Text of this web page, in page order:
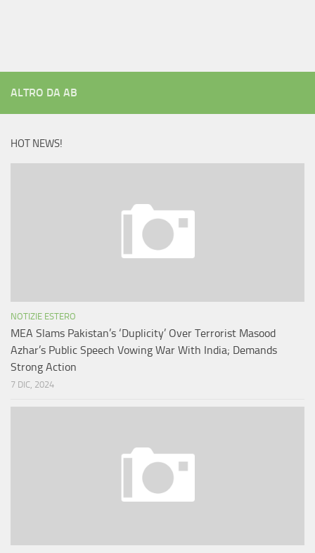
ALTRO DA AB
HOT NEWS!
NOTIZIE ESTERO
MEA Slams Pakistan’s ‘Duplicity’ Over Terrorist Masood
Azhar’s Public Speech Vowing War With India; Demands
Strong Action
7 DIC, 2024